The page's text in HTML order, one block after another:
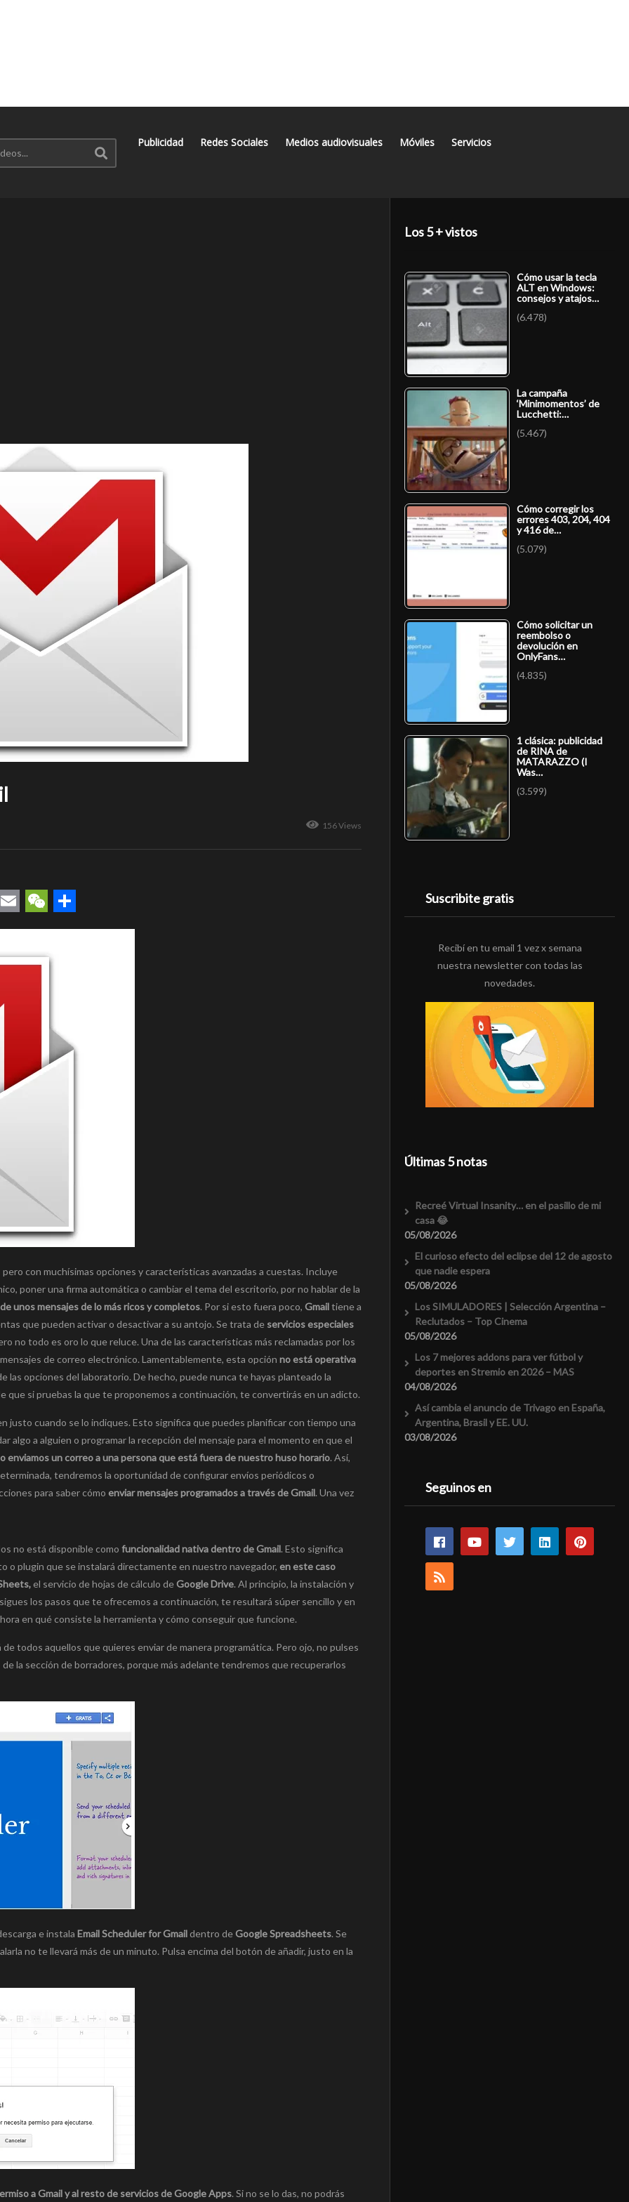
Publicidad Redes Sociales Medios audiovisuales Móviles Servicios
156 Views
WeChat
Compartir
pero con muchísimas opciones y características avanzadas a cuestas. Incluye
poner una firma automática o cambiar el tema del escritorio, por no hablar de la
unos mensajes de lo más ricos y completos. Por si esto fuera poco, Gmailtiene a
que pueden activar o desactivar a su antojo. Se trata de servicios especiales
no todo es oro lo que reluce. Una de las características más reclamadas por los
de correo electrónico. Lamentablemente, esta opción no está operativa
las opciones del laboratorio. De hecho, puede nunca te hayas planteado la
que si pruebas la que te proponemos a continuación, te convertirás en un adicto.
justo cuando se lo indiques. Esto significa que puedes planificar con tiempo una
algo a alguien o programar la recepción del mensaje para el momento en que el
enviamos un correo a una persona que está fuera de nuestro huso horario. Así,
tendremos la oportunidad de configurar envíos periódicos o
para saber cómo enviar mensajes programados a través de Gmail. Una vez
no está disponible como funcionalidad nativa dentro de Gmail. Esto significa
o plugin que se instalará directamente en nuestro navegador, en este caso
el servicio de hojas de cálculo deGoogle Drive. Al principio, la instalación y
los pasos que te ofrecemos a continuación, te resultará súper sencillo y en
en qué consiste la herramienta y cómo conseguir que funcione.
todos aquellos que quieres enviar de manera programática. Pero ojo, no pulses
la sección de borradores, porque más adelante tendremos que recuperarlos
e instala Email Scheduler for Gmaildentro deGoogle Spreadsheets. Se
no te llevará más de un minuto. Pulsa encima del botón de añadir, justo en la
a Gmail y al resto de servicios de Google Apps. Si no se lo das, no podrás
Los 5 + vistos
Cómo usar la tecla
ALT en Windows:
consejos y atajos…
(6.478)
La campaña
‘Minimomentos’ de
Lucchetti:…
(5.467)
Cómo corregir los
errores 403, 204, 404
y 416 de…
(5.079)
Cómo solicitar un
reembolso o
devolución en
OnlyFans…
(4.835)
1 clásica: publicidad
de RINA de
MATARAZZO (I
Was…
(3.599)
Suscribite gratis
Recibí en tu email 1 vez x semana
nuestra newsletter con todas las
novedades.
Últimas 5 notas
Recreé Virtual Insanity… en el pasillo de mi
casa 😂
05/08/2026
El curioso efecto del eclipse del 12 de agosto
que nadie espera
05/08/2026
Los SIMULADORES | Selección Argentina –
Reclutados – Top Cinema
05/08/2026
Los 7 mejores addons para ver fútbol y
deportes en Stremio en 2026 – MAS
04/08/2026
Así cambia el anuncio de Trivago en España,
Argentina, Brasil y EE. UU.
03/08/2026
Seguinos en